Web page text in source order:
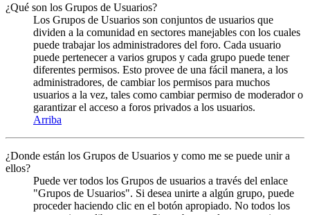
¿Qué son los Grupos de Usuarios?
Los Grupos de Usuarios son conjuntos de usuarios que
dividen a la comunidad en sectores manejables con los cuales
puede trabajar los administradores del foro. Cada usuario
puede pertenecer a varios grupos y cada grupo puede tener
diferentes permisos. Esto provee de una fácil manera, a los
administradores, de cambiar los permisos para muchos
usuarios a la vez, tales como cambiar permiso de moderador o
garantizar el acceso a foros privados a los usuarios.
Arriba
¿Donde están los Grupos de Usuarios y como me se puede unir a
ellos?
Puede ver todos los Grupos de usuarios a través del enlace
"Grupos de Usuarios". Si desea unirte a algún grupo, puede
proceder haciendo clic en el botón apropiado. No todos los